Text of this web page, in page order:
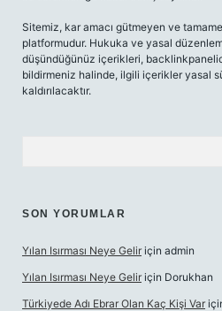
Sitemiz, kar amacı gütmeyen ve
platformudur. Hukuka ve yasal
düşündüğünüz içerikleri,
bildirmeniz halinde, ilgili içerikler yasal
kaldırılacaktır.
SON YORUMLAR
Yılan Isırması Neye Gelir için admin
Yılan Isırması Neye Gelir için Dorukhan
Türkiyede Adı Ebrar Olan Kaç Kişi Var